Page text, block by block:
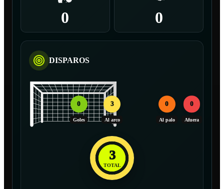
0 0
DISPAROS
0
Goles
3
Al arco
0
Al palo
0
Afuera
3
TOTAL